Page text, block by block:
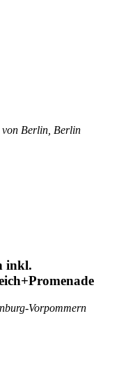
von Berlin, Berlin
inkl.
Vorpommern